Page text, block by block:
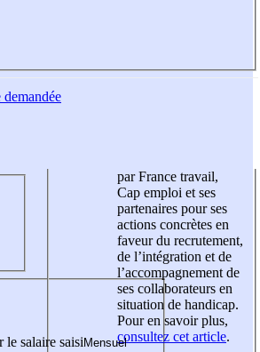
le salaire saisi
par France travail,
Cap emploi et ses
partenaires pour ses
actions concrètes en
faveur du recrutement,
de l’intégration et de
l’accompagnement de
ses collaborateurs en
situation de handicap.
Pour en savoir plus,
consultez cet article.